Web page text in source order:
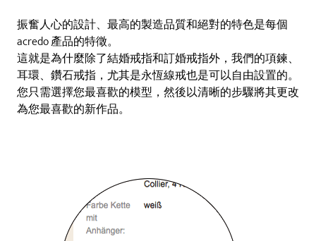
振奮人心的設計、最高的製造品質和絕對的特色是每個
acredo 產品的特徵。
這就是為什麼除了結婚戒指和訂婚戒指外，我們的項鍊、
耳環、鑽石戒指，尤其是永恆線戒也是可以自由設置的。
您只需選擇您最喜歡的模型，然後以清晰的步驟將其更改
為您最喜歡的新作品。